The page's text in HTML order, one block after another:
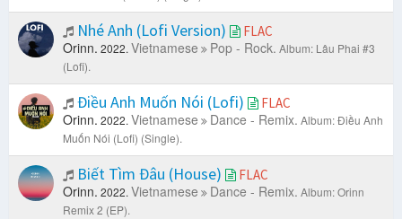
Nhé Anh (Lofi Version) FLAC
Orinn. 2022. Vietnamese Pop - Rock. Album: Lâu Phai #3
(Lofi).
Điều Anh Muốn Nói (Lofi) FLAC
Orinn. 2022. Vietnamese Dance - Remix. Album: Điều Anh
Muốn Nói (Lofi) (Single).
Biết Tìm Đâu (House) FLAC
Orinn. 2022. Vietnamese Dance - Remix. Album: Orinn
Remix 2 (EP).